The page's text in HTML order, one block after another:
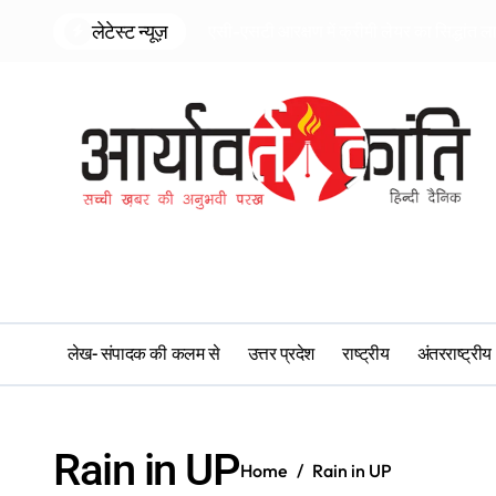
लेटेस्ट न्यूज़
लेख- संपादक की कलम से उत्तर प्रदेश राष्ट्रीय अंतरराष्ट्रीय
Rain in UPHome Rain in UP